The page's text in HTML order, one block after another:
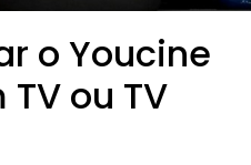
o Youcine
ou TV